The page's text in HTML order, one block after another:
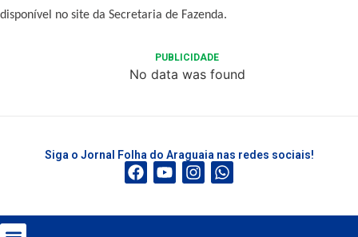
disponível no site da Secretaria de Fazenda.
PUBLICIDADE
No data was found
Siga o Jornal Folha do Araguaia nas redes sociais!